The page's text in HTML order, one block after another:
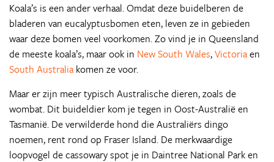
Koala’s is een ander verhaal. Omdat deze buidelberen de
bladeren van eucalyptusbomen eten, leven ze in gebieden
waar deze bomen veel voorkomen. Zo vind je in Queensland
de meeste koala’s, maar ook in New South Wales,Victoriaen
South Australia komen ze voor.
Maar er zijn meer typisch Australische dieren, zoals de
wombat. Dit buideldier kom je tegen in Oost-Australië en
Tasmanië. De verwilderde hond die Australiërs dingo
noemen, rent rond op Fraser Island. De merkwaardige
loopvogel de cassowary spot je in Daintree National Park en